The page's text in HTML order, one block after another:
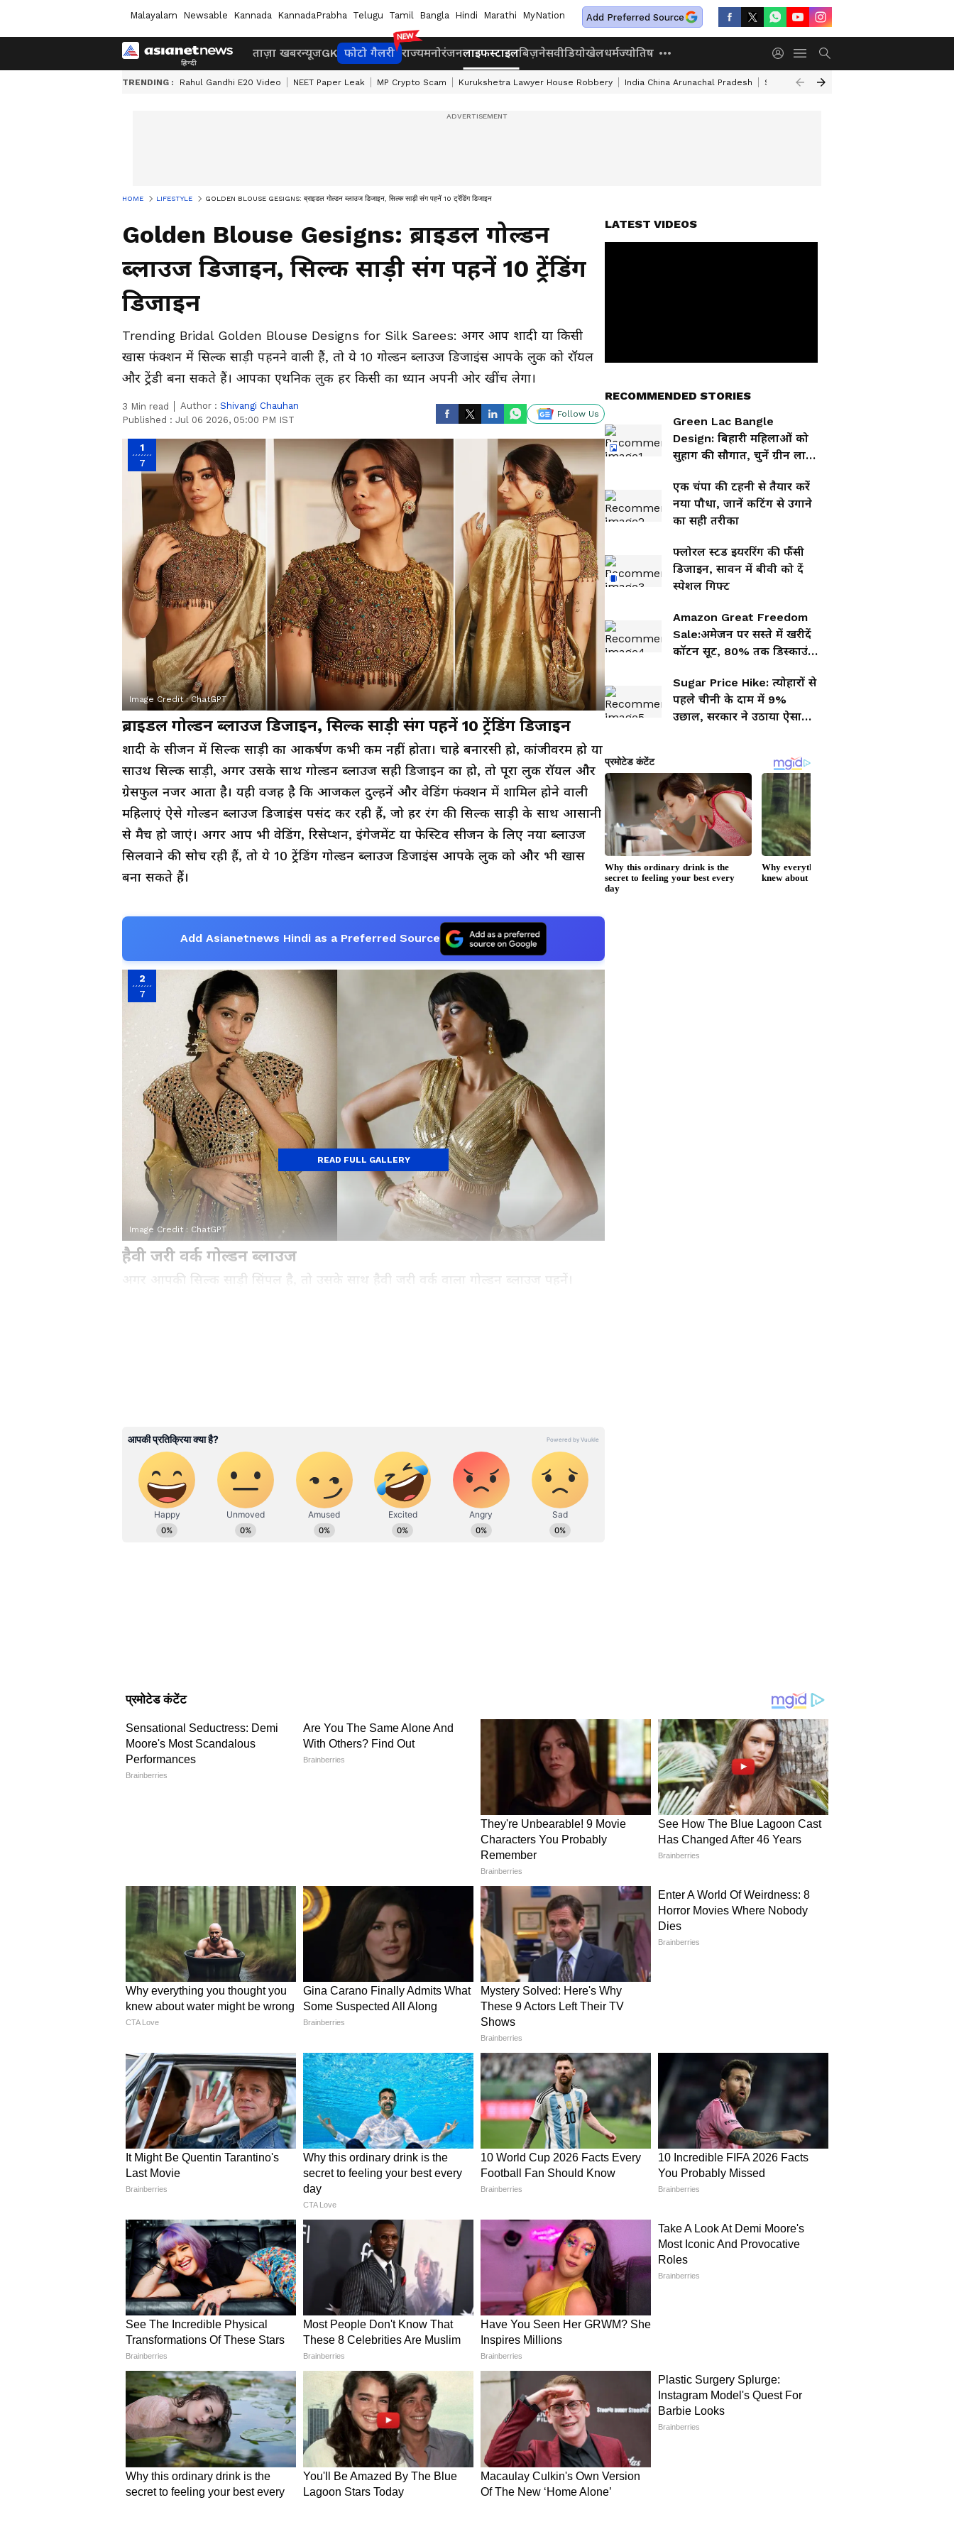
Malayalam Newsable Kannada KannadaPrabha Telugu Tamil Bangla Hindi Marathi MyNation Add Preferred Source
ताज़ा खबरन्यूजGK फोटो गैलरी राज्यमनोरंजनलाइफस्टाइलबिज़नेसवीडियोखेलधर्मज्योतिष
TRENDING : Rahul Gandhi E20 Video NEET Paper Leak MP Crypto Scam Kurukshetra Lawyer House Robbery India China Arunachal Pradesh Saudi Turkey Pakistan Defense Pact
HOME LIFESTYLE GOLDEN BLOUSE GESIGNS: ब्राइडल गोल्डन ब्लाउज डिजाइन, सिल्क साड़ी संग पहनें 10 ट्रेंडिंग डिजाइन
Golden Blouse Gesigns: ब्राइडल गोल्डन
ब्लाउज डिजाइन, सिल्क साड़ी संग पहनें 10 ट्रेंडिंग
डिजाइन
Trending Bridal Golden Blouse Designs for Silk Sarees: अगर आप शादी या किसी
खास फंक्शन में सिल्क साड़ी पहनने वाली हैं, तो ये 10 गोल्डन ब्लाउज डिजाइंस आपके लुक को रॉयल
और ट्रेंडी बना सकते हैं। आपका एथनिक लुक हर किसी का ध्यान अपनी ओर खींच लेगा।
3 Min read Author : Shivangi Chauhan
Published : Jul 06 2026, 05:00 PM IST
Follow Us
1
7
Image Credit :ChatGPT
ब्राइडल गोल्डन ब्लाउज डिजाइन, सिल्क साड़ी संग पहनें 10 ट्रेंडिंग डिजाइन
शादी के सीजन में सिल्क साड़ी का आकर्षण कभी कम नहीं होता। चाहे बनारसी हो, कांजीवरम हो या
साउथ सिल्क साड़ी, अगर उसके साथ गोल्डन ब्लाउज सही डिजाइन का हो, तो पूरा लुक रॉयल और
ग्रेसफुल नजर आता है। यही वजह है कि आजकल दुल्हनें और वेडिंग फंक्शन में शामिल होने वाली
महिलाएं ऐसे गोल्डन ब्लाउज डिजाइंस पसंद कर रही हैं, जो हर रंग की सिल्क साड़ी के साथ आसानी
से मैच हो जाएं। अगर आप भी वेडिंग, रिसेप्शन, इंगेजमेंट या फेस्टिव सीजन के लिए नया ब्लाउज
सिलवाने की सोच रही हैं, तो ये 10 ट्रेंडिंग गोल्डन ब्लाउज डिजाइंस आपके लुक को और भी खास
बना सकते हैं।
Add Asianetnews Hindi as a Preferred Source
2
7
Image Credit : ChatGPT
हैवी जरी वर्क गोल्डन ब्लाउज
अगर आपकी सिल्क साड़ी सिंपल है, तो उसके साथ हैवी जरी वर्क वाला गोल्डन ब्लाउज पहनें।
बैक डोरी और टैसल ब्लाउज
अगर आप चाहती हैं कि ब्लाउज का बैक डिजाइन सबसे ज्यादा आकर्षक लगे, तो डोरी और टैसल
वाला गोल्डन ब्लाउज चुनें। मोती, झुमके या सिल्क टैसल्स से सजा बैक डिजाइन शादी और रिसेप्शन
में बेहद खूबसूरत दिखाई देता है और पूरे लुक का सेंटर ऑफ अट्रैक्शन बन जाता है।
शिमरी गोल्डन सितारा ब्लाउज:रॉयल लुक के लिए शिमरी गोल्डन सितारा ब्लाउज चुनें। इसमें लुक
पारंपरिक और जरी पैटर्न इसे बेहद प्रीमियम लुक देता है। अगर आपकी सिल्क साड़ी सिंपल है, तो
शिमरी ब्लाउज पूरे आउटफिट को लग्जरी टच देता है। इसे आप शादी, पूजा और फेस्टिव फंक्शन में
आसानी से पहन सकती हैं।
4
7
टिश्यू गोल्डन ब्लाउज
टिश्यू फैब्रिक इन दिनों वेडिंग फैशन में काफी ट्रेंड में है। इसकी हल्की शाइन और सॉफ्ट टेक्सचर
सिल्क साड़ी के साथ शानदार कॉम्बिनेशन बनाते हैं। अगर आपकी साड़ी पर ज्यादा वर्क है, तो टिश्यू
गोल्डन ब्लाउज बैलेंस्ड और स्टाइलिश लुक देता है।
स्वीटहार्ट नेक गोल्डन ब्लाउज:अगर आप ट्रेडिशनल लुक में मॉडर्न टच चाहती हैं, तो स्वीटहार्ट नेक
READ FULL GALLERY
LATEST VIDEOS
RECOMMENDED STORIES
Green Lac Bangle
Design: बिहारी महिलाओं को
सुहाग की सौगात, चुनें ग्रीन लाख
एक चंपा की टहनी से तैयार करें
नया पौधा, जानें कटिंग से उगाने
का सही तरीका
फ्लोरल स्टड इयररिंग की फैंसी
डिजाइन, सावन में बीवी को दें
स्पेशल गिफ्ट
Amazon Great Freedom
Sale:अमेजन पर सस्ते में खरीदें
कॉटन सूट, 80% तक डिस्काउंट
Sugar Price Hike: त्योहारों से
पहले चीनी के दाम में 9%
उछाल, सरकार ने उठाया ऐसा